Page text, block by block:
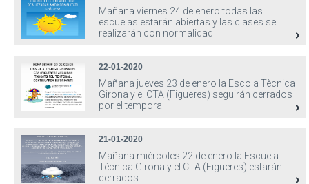
Mañana viernes 24 de enero todas las
escuelas estarán abiertas y las clases se
realizarán con normalidad
22-01-2020
Mañana jueves 23 de enero la Escola Tècnica
Girona y el CTA (Figueres) seguirán cerrados
por el temporal
21-01-2020
Mañana miércoles 22 de enero la Escuela
Técnica Girona y el CTA (Figueres) estarán
cerrados